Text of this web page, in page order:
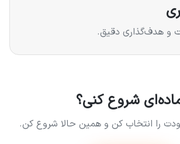
هدف‌گذاری دقیق.
شروع کنی؟
را انتخاب کن و همین حالا شروع کن.